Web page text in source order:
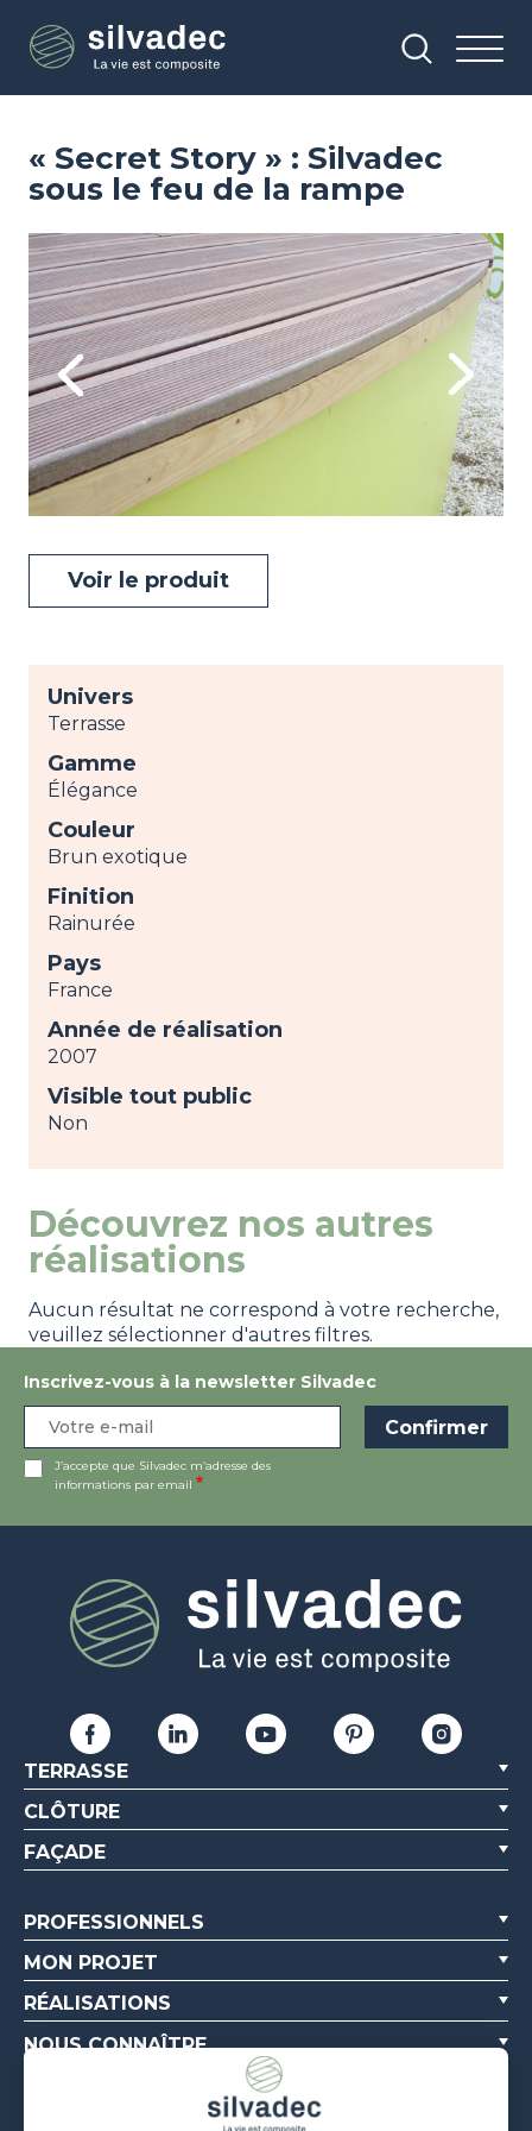
contenu
« Secret Story » : Silvadec
sous le feu de la rampe
Previous
Image
Next
Voir le produit
Univers
Terrasse
Gamme
Élégance
Couleur
Brun exotique
Finition
Rainurée
Pays
France
Année de réalisation
2007
Visible tout public
Non
Découvrez nos autres
réalisations
Aucun résultat ne correspond à votre recherche,
veuillez sélectionner d'autres filtres.
Inscrivez-vous à la newsletter Silvadec
J’accepte que Silvadec m’adresse des
informations par email
TERRASSE
CLÔTURE
FAÇADE
PROFESSIONNELS
MON PROJET
RÉALISATIONS
NOUS CONNAÎTRE